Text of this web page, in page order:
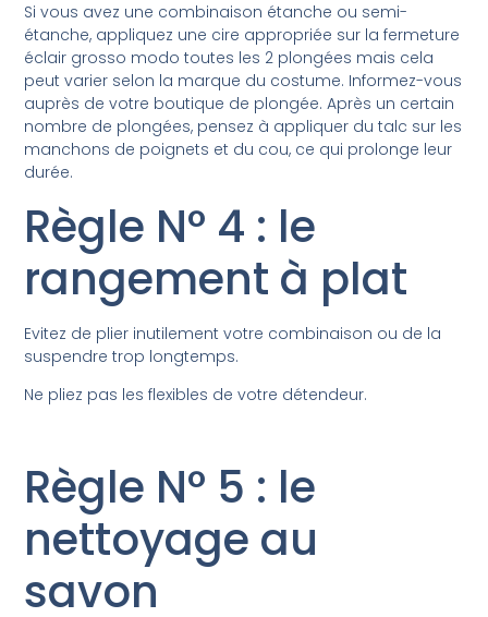
Si vous avez une combinaison étanche ou semi-
étanche, appliquez une cire appropriée sur la fermeture
éclair grosso modo toutes les 2 plongées mais cela
peut varier selon la marque du costume. Informez-vous
auprès de votre boutique de plongée. Après un certain
nombre de plongées, pensez à appliquer du talc sur les
manchons de poignets et du cou, ce qui prolonge leur
durée.
Règle N° 4 : le
rangement à plat
Evitez de plier inutilement votre combinaison ou de la
suspendre trop longtemps.
Ne pliez pas les flexibles de votre détendeur.
Règle N° 5 : le
nettoyage au
savon